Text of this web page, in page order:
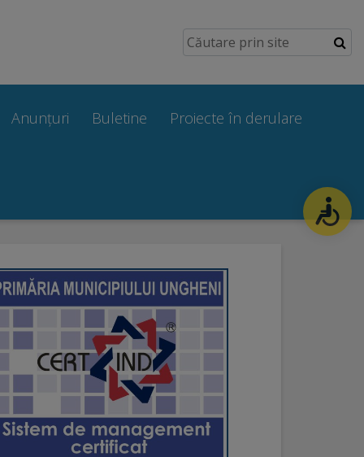
Anunțuri Buletine Proiecte în derulare